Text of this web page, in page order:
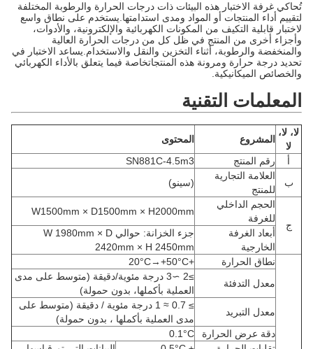
تُحاكي غرفة الاختبار هذه البيئات ذات درجات الحرارة والرطوبة المختلفة
لتقييم أداء المنتجات أو المواد ومدى استدامتها.يستخدم على نطاق واسع
لاختبار قابلية التكيف من المكونات الكهربائية والإلكترونية، والأدوات،
وأجزاء أخرى من المنتج في ظل كل من درجات الحرارة العالية
والمنخفضة والرطوبة، أثناء التخزين والنقل والاستخدام.يساعد الاختبار في
تحديد درجة حرارة ومرونة هذه المنتجاتخاصة فيما يتعلق بالأداء الكهربائي
والخصائص الميكانيكية.
المعلمات التقنية
لا، لا،
لا
المشروع
المحتوى
رقم المنتج
SN881C-4.5m3
ب
العلامة التجارية
للمنتج
(سينو)
ج
الحجم الداخلي
للغرفة
W1500mm × D1500mm × H2000mm
أبعاد الغرفة
الخارجية
جزء الخزانة: حوالي W 1980mm × D
2420mm × H 2450mm
نطاق الحرارة
+20°C→+50°C
معدل التدفئة
≥2 ∼3 درجة مئوية/دقيقة (متوسط على مدى
العملية بأكملها، بدون حمولة)
معدل التبريد
≥ 0.7 ≈ 1 درجة مئوية / دقيقة (متوسط على
مدى العملية بأكملها ، بدون حمولة)
دقة عرض الحرارة
0.1°C